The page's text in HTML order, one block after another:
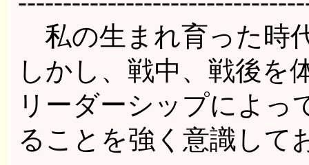
私の生まれ育った時
しかし、戦中、戦後を
リーダーシップによっ
ることを強く意識して